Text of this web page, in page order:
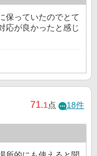
保っていたのでとて
応が良かったと感じ
71.1点 18件